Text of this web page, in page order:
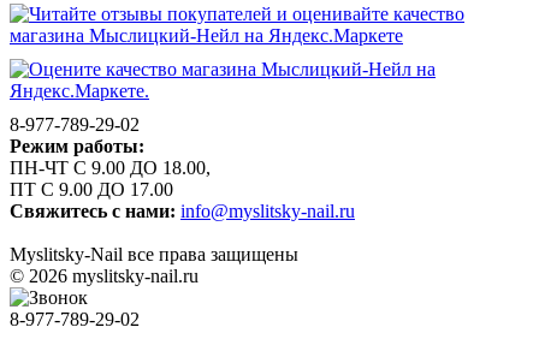
8-977-789-29-02
Режим работы:
ПН-ЧТ С 9.00 ДО 18.00,
ПТ С 9.00 ДО 17.00
Свяжитесь с нами: info@myslitsky-nail.ru
Myslitsky-Nail все права защищены
© 2026 myslitsky-nail.ru
8-977-789-29-02